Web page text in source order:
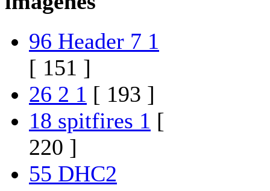
96 Header 7 1
[ 151 ]
26 2 1 [ 193 ]
18 spitfires 1 [
220 ]
55 DHC2